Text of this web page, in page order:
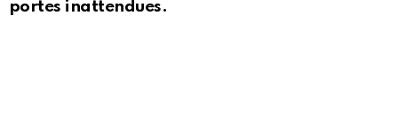
portes inattendues.